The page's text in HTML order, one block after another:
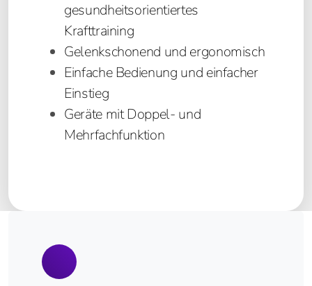
gesundheitsorientiertes
Krafttraining
Gelenkschonend und ergonomisch
Einfache Bedienung und einfacher
Einstieg
Geräte mit Doppel- und
Mehrfachfunktion